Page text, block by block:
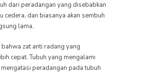
dari peradangan yang disebabkan
dan biasanya akan sembuh
lama.
zat anti radang yang
cepat. Tubuh yang mengalami
peradangan pada tubuh